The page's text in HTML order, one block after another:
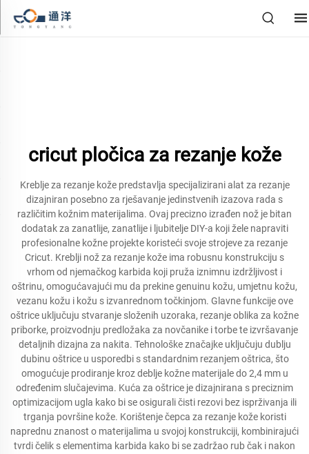
cricut pločica za rezanje kože
Kreblje za rezanje kože predstavlja specijalizirani alat za rezanje
dizajniran posebno za rješavanje jedinstvenih izazova rada s
različitim kožnim materijalima. Ovaj precizno izrađen nož je bitan
dodatak za zanatlije, zanatlije i ljubitelje DIY-a koji žele napraviti
profesionalne kožne projekte koristeći svoje strojeve za rezanje
Cricut. Kreblji nož za rezanje kože ima robusnu konstrukciju s
vrhom od njemačkog karbida koji pruža iznimnu izdržljivost i
oštrinu, omogućavajući mu da prekine genuinu kožu, umjetnu kožu,
vezanu kožu i kožu s izvanrednom točkinjom. Glavne funkcije ove
oštrice uključuju stvaranje složenih uzoraka, rezanje oblika za kožne
priborke, proizvodnju predložaka za novčanike i torbe te izvršavanje
detaljnih dizajna za nakita. Tehnološke značajke uključuju dublju
dubinu oštrice u usporedbi s standardnim rezanjem oštrica, što
omogućuje prodiranje kroz deblje kožne materijale do 2,4 mm u
određenim slučajevima. Kuća za oštrice je dizajnirana s preciznim
optimizacijom ugla kako bi se osigurali čisti rezovi bez isprživanja ili
trganja površine kože. Korištenje čepca za rezanje kože koristi
naprednu znanost o materijalima u svojoj konstrukciji, kombinirajući
tvrdi čelik s elementima karbida kako bi se zadržao rub čak i nakon